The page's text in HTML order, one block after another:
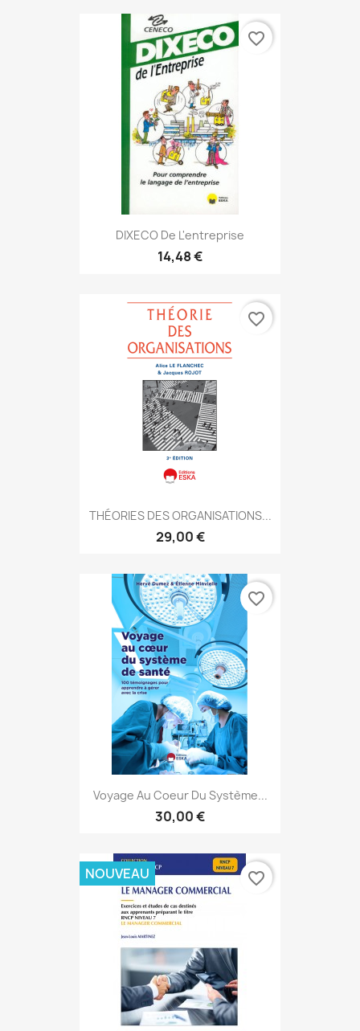
DIXECO De L'entreprise
14,48 €
favorite_border
THÉORIES DES ORGANISATIONS...
29,00 €
favorite_border
Voyage Au Coeur Du Système...
30,00 €
favorite_border
NOUVEAU favorite_border